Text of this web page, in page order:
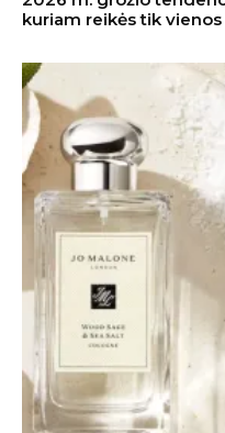
kuriam reikės tik vienos